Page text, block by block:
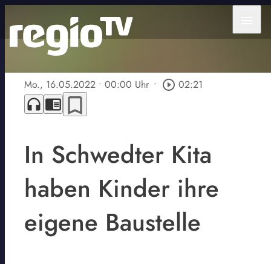
Mo., 16.05.2022 • 00:00 Uhr • play_circle_outline 02:21
headphones chrome_reader_mode bookmark_border
In Schwedter Kita
haben Kinder ihre
eigene Baustelle